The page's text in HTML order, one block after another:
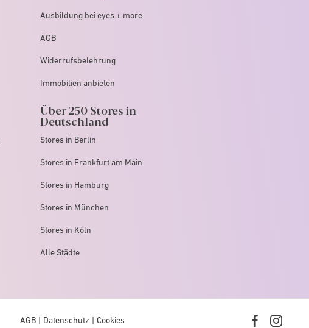
Ausbildung bei eyes + more
AGB
Widerrufsbelehrung
Immobilien anbieten
Über 250 Stores in
Deutschland
Stores in Berlin
Stores in Frankfurt am Main
Stores in Hamburg
Stores in München
Stores in Köln
Alle Städte
AGB Datenschutz Cookies